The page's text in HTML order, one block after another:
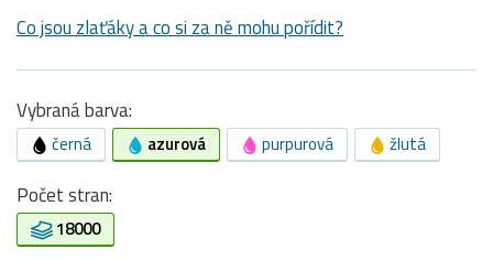
Co jsou zlaťáky a co si za ně mohu pořídit?
Vybraná barva:
černá azurová purpurová žlutá
Počet stran:
18000